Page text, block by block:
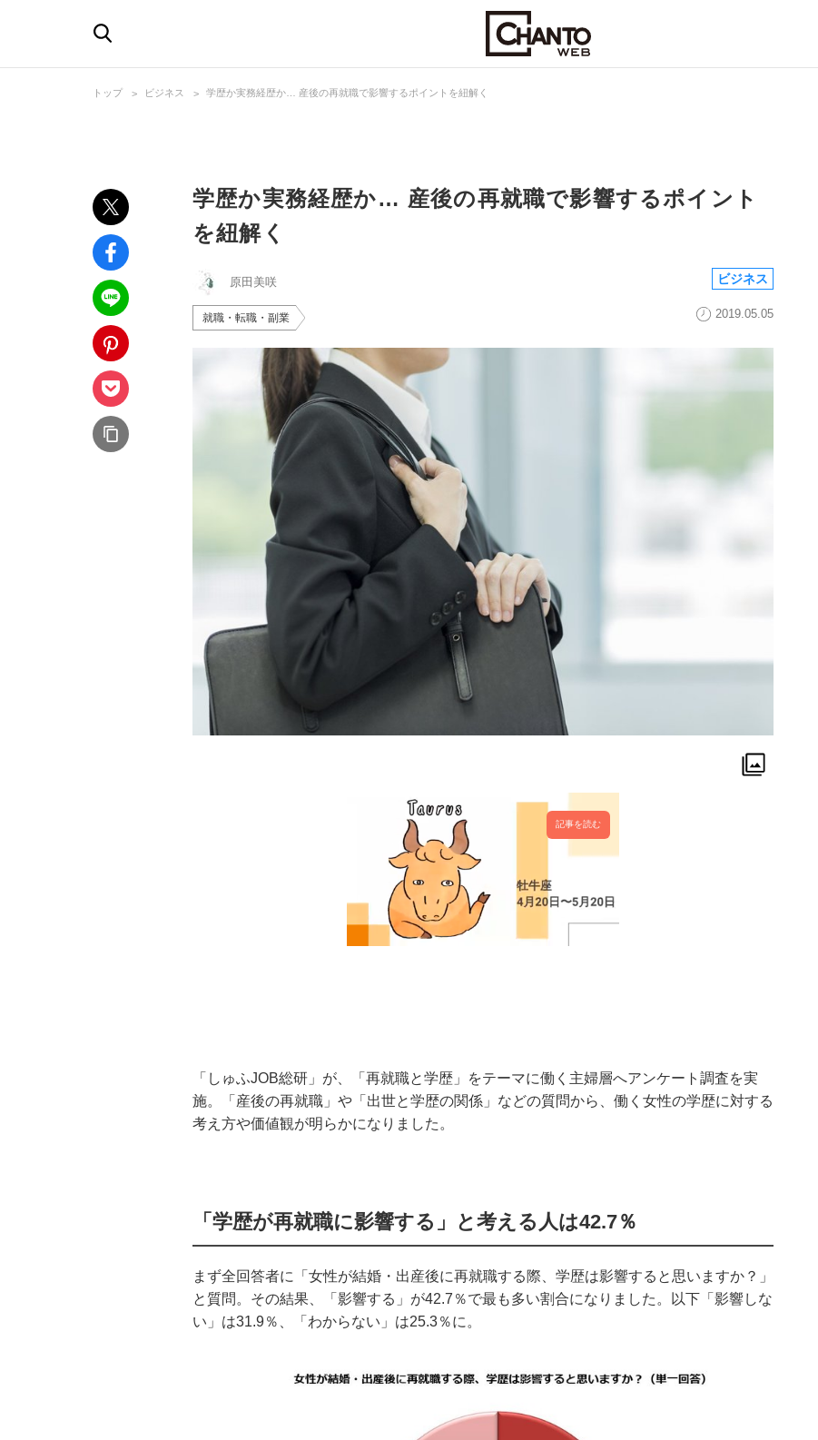
トップ ビジネス 学歴か実務経歴か… 産後の再就職で影響するポイントを紐解く
学歴か実務経歴か… 産後の再就職で影響するポイント
を紐解く
原田美咲 ビジネス
就職・転職・副業 2019.05.05
記事を読む
「しゅふJOB総研」が、「再就職と学歴」をテーマに働く主婦層へアンケート調査を実
施。「産後の再就職」や「出世と学歴の関係」などの質問から、働く女性の学歴に対する
考え方や価値観が明らかになりました。
「学歴が再就職に影響する」と考える人は42.7％
まず全回答者に「女性が結婚・出産後に再就職する際、学歴は影響すると思いますか？」
と質問。その結果、「影響する」が42.7％で最も多い割合になりました。以下「影響しな
い」は31.9％、「わからない」は25.3％に。